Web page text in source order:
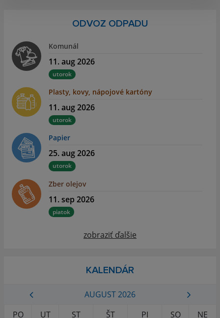
ODVOZ ODPADU
Komunál
11. aug 2026
utorok
Plasty, kovy, nápojové kartóny
11. aug 2026
utorok
Papier
25. aug 2026
utorok
Zber olejov
11. sep 2026
piatok
zobraziť ďalšie
KALENDÁR
AUGUST 2026
PO
UT ST ŠT PI SO
NE